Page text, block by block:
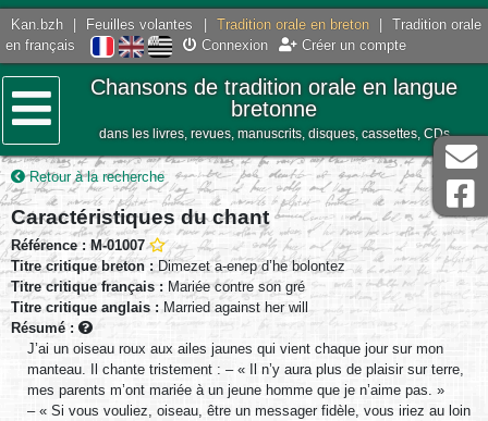
Kan.bzh Feuilles volantes Tradition orale en breton
Tradition orale
en français
Connexion Créer un compte
Menu
Chansons de tradition orale en langue
bretonne
dans les livres, revues, manuscrits, disques, cassettes, CDs
Retour à la recherche
Caractéristiques du chant
Référence : M-01007
Titre critique breton : Dimezet a-enep d’he bolontez
Titre critique français : Mariée contre son gré
Titre critique anglais : Married against her will
Résumé :
J’ai un oiseau roux aux ailes jaunes qui vient chaque jour sur mon
manteau. Il chante tristement : – « Il n’y aura plus de plaisir sur terre,
mes parents m’ont mariée à un jeune homme que je n’aime pas. »
– « Si vous vouliez, oiseau, être un messager fidèle, vous iriez au loin